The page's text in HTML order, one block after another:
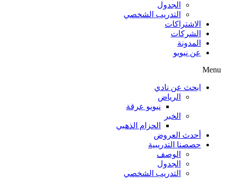
الجدول
التدريب الشخصي
الاشتراكات
الشركات
المدونة
عن نيويو
Menu
ابحث عن نادي
الرياض
نيويو عرقة
الخبر
الحزام الذهبي
أحدث العروض
حصصنا التدريبية
الوصف
الجدول
التدريب الشخصي